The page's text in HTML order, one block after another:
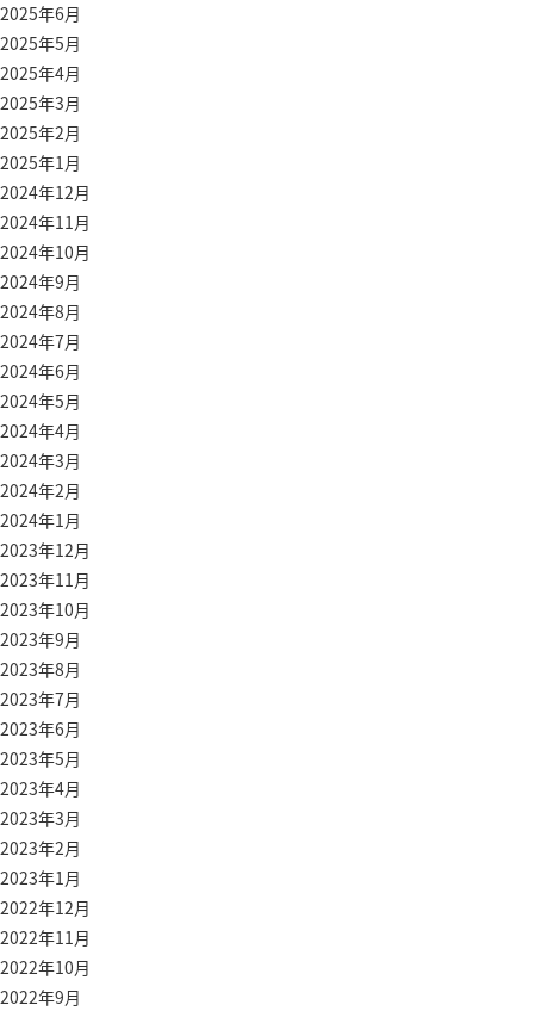
2025年6月
2025年5月
2025年4月
2025年3月
2025年2月
2025年1月
2024年12月
2024年11月
2024年10月
2024年9月
2024年8月
2024年7月
2024年6月
2024年5月
2024年4月
2024年3月
2024年2月
2024年1月
2023年12月
2023年11月
2023年10月
2023年9月
2023年8月
2023年7月
2023年6月
2023年5月
2023年4月
2023年3月
2023年2月
2023年1月
2022年12月
2022年11月
2022年10月
2022年9月